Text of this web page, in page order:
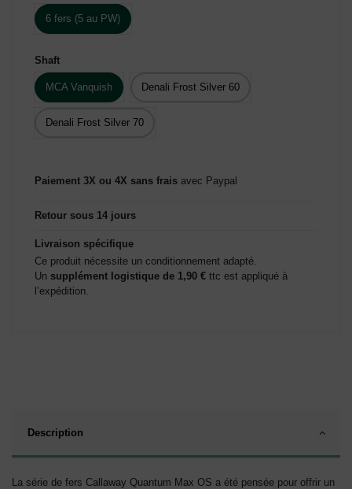
6 fers (5 au PW)
Shaft
MCA Vanquish Denali Frost Silver 60
Denali Frost Silver 70
Paiement 3X ou 4X sans frais avec Paypal
Retour sous 14 jours
Livraison spécifique
Ce produit nécessite un conditionnement adapté.
Un supplément logistique de 1,90 € ttc est appliqué à
l’expédition.
Description
La série de fers Callaway Quantum Max OS a été pensée pour offrir un